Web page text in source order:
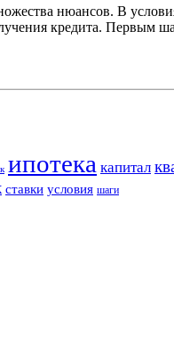
нюансов. В
кредита. Первым
ипотека капитал
ставки условия шаги